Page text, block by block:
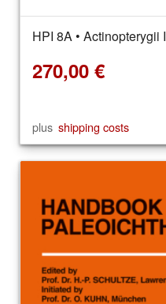
HPI 8A • Actinopterygii I
270,00 €
plus shipping costs